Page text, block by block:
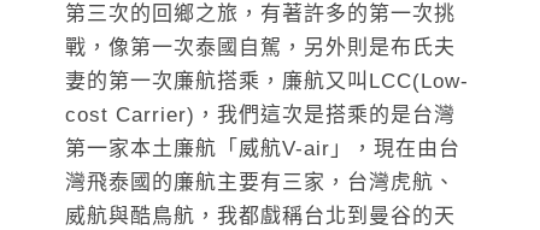
第三次的回鄉之旅，有著許多的第一次挑
戰，像第一次泰國自駕，另外則是布氏夫
妻的第一次廉航搭乘，廉航又叫LCC(Low-
cost Carrier)，我們這次是搭乘的是台灣
第一家本土廉航「威航V-air」，現在由台
灣飛泰國的廉航主要有三家，台灣虎航、
威航與酷鳥航，我都戲稱台北到曼谷的天